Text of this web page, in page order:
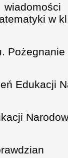
w
Edukacji